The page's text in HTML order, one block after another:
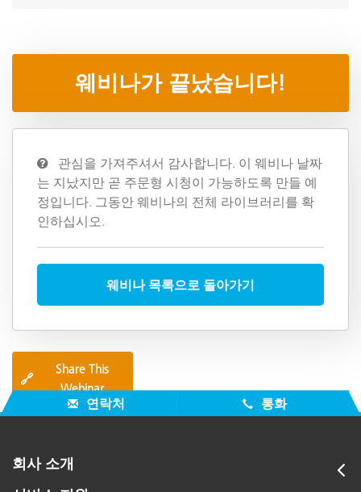
웨비나가 끝났습니다!
관심을 가져주셔서 감사합니다. 이 웨비나 날짜
는 지났지만 곧 주문형 시청이 가능하도록 만들 예
정입니다. 그동안 웨비나의 전체 라이브러리를 확
인하십시오.
웨비나 목록으로 돌아가기
🔗
Share This
Webinar
연락처 통화
회사 소개